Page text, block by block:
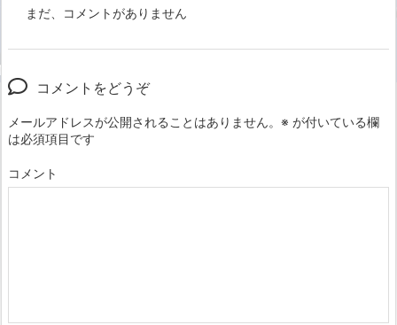
まだ、コメントがありません
コメントをどうぞ
メールアドレスが公開されることはありません。 ※ が付いている欄
は必須項目です
コメント